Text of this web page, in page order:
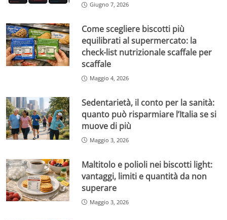
Giugno 7, 2026
Come scegliere biscotti più
equilibrati al supermercato: la
check-list nutrizionale scaffale per
scaffale
Maggio 4, 2026
Sedentarietà, il conto per la sanità:
quanto può risparmiare l’Italia se si
muove di più
Maggio 3, 2026
Maltitolo e polioli nei biscotti light:
vantaggi, limiti e quantità da non
superare
Maggio 3, 2026